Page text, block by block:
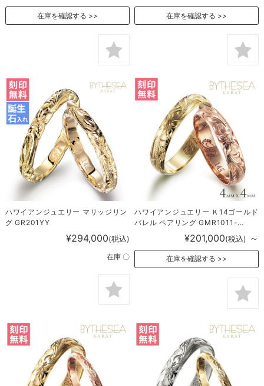
在庫を確認する 在庫を確認する
ハワイアンジュエリー マリッジリン
グ GR201YY
¥294,000(税込)
在庫 〇
ハワイアンジュエリー Ｋ14ゴールド
バレル ペアリング GMR1011-
¥201,000(税込) ～
在庫を確認する